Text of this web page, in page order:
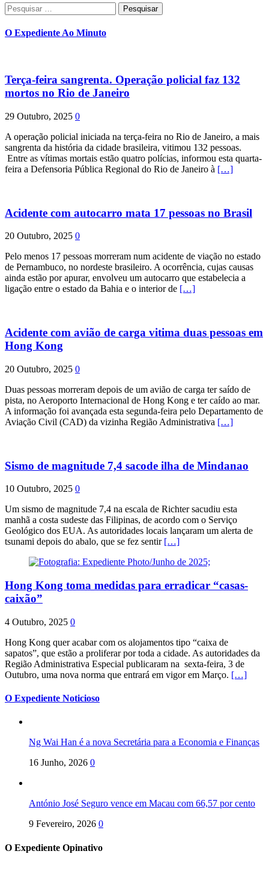
Pesquisar
por:
O Expediente Ao Minuto
Terça-feira sangrenta. Operação policial faz 132
mortos no Rio de Janeiro
29 Outubro, 2025 0
A operação policial iniciada na terça-feira no Rio de Janeiro, a mais
sangrenta da história da cidade brasileira, vitimou 132 pessoas.
Entre as vítimas mortais estão quatro polícias, informou esta quarta-
feira a Defensoria Pública Regional do Rio de Janeiro à […]
Acidente com autocarro mata 17 pessoas no Brasil
20 Outubro, 2025 0
Pelo menos 17 pessoas morreram num acidente de viação no estado
de Pernambuco, no nordeste brasileiro. A ocorrência, cujas causas
ainda estão por apurar, envolveu um autocarro que estabelecia a
ligação entre o estado da Bahia e o interior de […]
Acidente com avião de carga vitima duas pessoas em
Hong Kong
20 Outubro, 2025 0
Duas pessoas morreram depois de um avião de carga ter saído de
pista, no Aeroporto Internacional de Hong Kong e ter caído ao mar.
A informação foi avançada esta segunda-feira pelo Departamento de
Aviação Civil (CAD) da vizinha Região Administrativa […]
Sismo de magnitude 7,4 sacode ilha de Mindanao
10 Outubro, 2025 0
Um sismo de magnitude 7,4 na escala de Richter sacudiu esta
manhã a costa sudeste das Filipinas, de acordo com o Serviço
Geológico dos EUA. As autoridades locais lançaram um alerta de
tsunami depois do abalo, que se fez sentir […]
Hong Kong toma medidas para erradicar “casas-
caixão”
4 Outubro, 2025 0
Hong Kong quer acabar com os alojamentos tipo “caixa de
sapatos”, que estão a proliferar por toda a cidade. As autoridades da
Região Administrativa Especial publicaram na sexta-feira, 3 de
Outubro, uma nova norma que entrará em vigor em Março. […]
O Expediente Noticioso
Ng Wai Han é a nova Secretária para a Economia e Finanças
16 Junho, 2026 0
António José Seguro vence em Macau com 66,57 por cento
9 Fevereiro, 2026 0
O Expediente Opinativo